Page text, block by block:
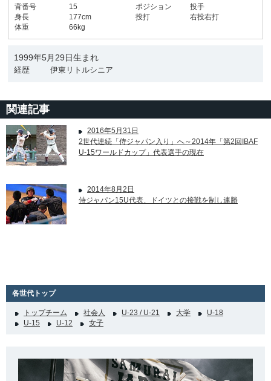
背番号 15 ポジション
投手
身長
177cm 投打
右投右打
体重
66kg
1999年5月29日生まれ
経歴 伊東リトルシニア
関連記事
2016年5月31日
2世代連続「侍ジャパン入り」へ～2014年「第2回IBAF
U-15ワールドカップ」代表選手の現在
2014年8月2日
侍ジャパン15U代表、ドイツとの接戦を制し連勝
各世代トップ
トップチーム 社会人 U-23 / U-21 大学
U-18
U-15
U-12 女子